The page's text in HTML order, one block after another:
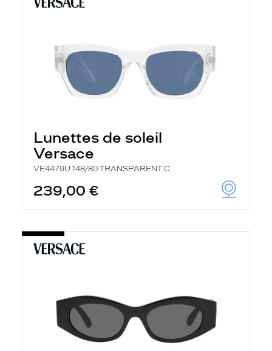
Lunettes de soleil
Versace
VE4479U 148/80 TRANSPARENT C
239,00 €